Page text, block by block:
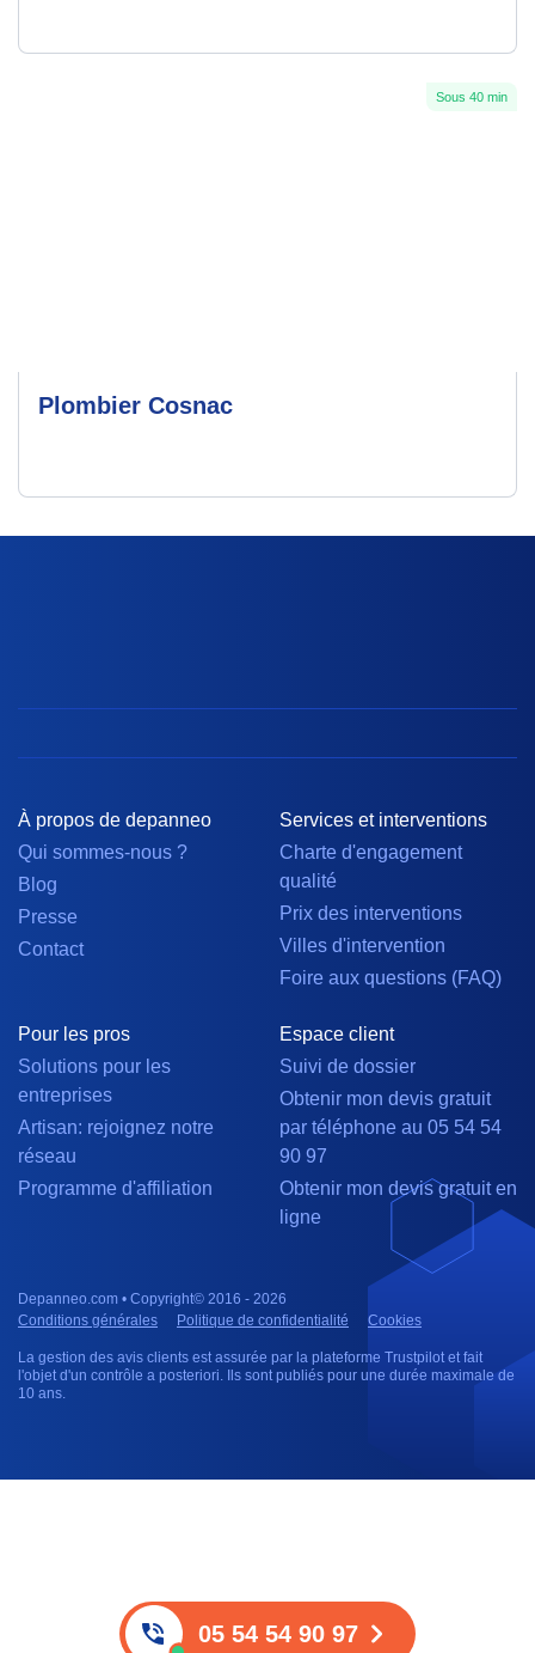
Sous 40 min
Plombier Cosnac
À propos de depanneo
Qui sommes-nous ?
Blog
Presse
Contact
Services et interventions
Charte d'engagement
qualité
Prix des interventions
Villes d'intervention
Foire aux questions (FAQ)
Pour les pros
Solutions pour les
entreprises
Artisan: rejoignez notre
réseau
Programme d'affiliation
Espace client
Suivi de dossier
Obtenir mon devis gratuit
par téléphone au 05 54 54
90 97
Obtenir mon devis gratuit en
ligne
Depanneo.com • Copyright© 2016 - 2026
Conditions générales
Politique de confidentialité Cookies
La gestion des avis clients est assurée par la plateforme Trustpilot et fait
l'objet d'un contrôle a posteriori. Ils sont publiés pour une durée maximale de
10 ans.
05 54 54 90 97